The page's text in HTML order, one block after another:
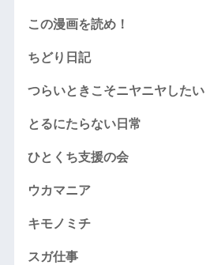
この漫画を読め！
ちどり日記
つらいときこそニヤニヤしたい
とるにたらない日常
ひとくち支援の会
ウカマニア
キモノミチ
スガ仕事